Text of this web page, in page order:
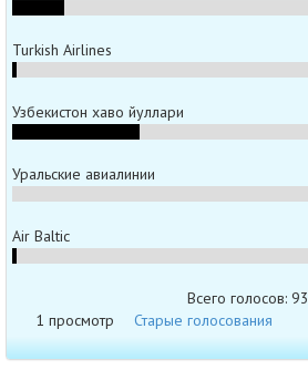
Turkish Airlines
Узбекистон хаво йуллари
Уральские авиалинии
Air Baltic
Всего голосов: 93
1 просмотр
Старые голосования